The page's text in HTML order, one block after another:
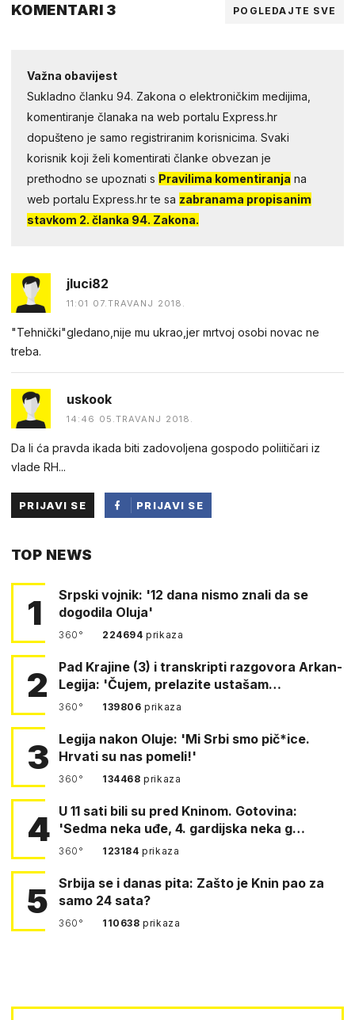
KOMENTARI 3 POGLEDAJTE SVE
Važna obavijest
Sukladno članku 94. Zakona o elektroničkim medijima,
komentiranje članaka na web portalu Express.hr
dopušteno je samo registriranim korisnicima. Svaki
korisnik koji želi komentirati članke obvezan je
prethodno se upoznati s Pravilima komentiranja na
web portalu Express.hr te sa zabranama propisanim
stavkom 2. članka 94. Zakona.
jluci82
11:01 07.TRAVANJ 2018.
"Tehnički"gledano,nije mu ukrao,jer mrtvoj osobi novac ne
treba.
uskook
14:46 05.TRAVANJ 2018.
Da li ća pravda ikada biti zadovoljena gospodo poliitičari iz
vlade RH...
PRIJAVI SE
PRIJAVI SE
TOP NEWS
1
Srpski vojnik: '12 dana nismo znali da se
dogodila Oluja'
360° 224694prikaza
2
Pad Krajine (3) i transkripti razgovora Arkan-
Legija: 'Čujem, prelazite ustašam…
360° 139806prikaza
3
Legija nakon Oluje: 'Mi Srbi smo pič*ice.
Hrvati su nas pomeli!'
360° 134468prikaza
4 U 11 sati bili su pred Kninom. Gotovina:
'Sedma neka uđe, 4. gardijska neka g…
360° 123184prikaza
5
Srbija se i danas pita: Zašto je Knin pao za
samo 24 sata?
360° 110638prikaza